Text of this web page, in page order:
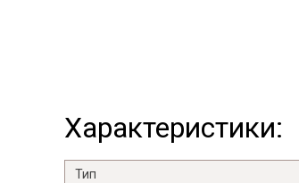
Характеристики:
Тип